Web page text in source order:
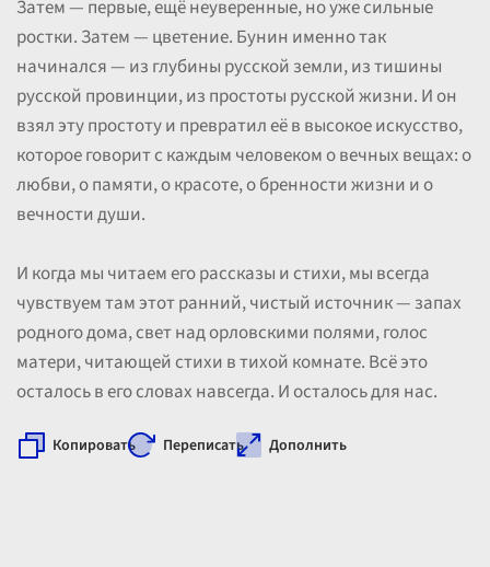
Затем — первые, ещё неуверенные, но уже сильные
ростки. Затем — цветение. Бунин именно так
начинался — из глубины русской земли, из тишины
русской провинции, из простоты русской жизни. И он
взял эту простоту и превратил её в высокое искусство,
которое говорит с каждым человеком о вечных вещах: о
любви, о памяти, о красоте, о бренности жизни и о
вечности души.
И когда мы читаем его рассказы и стихи, мы всегда
чувствуем там этот ранний, чистый источник — запах
родного дома, свет над орловскими полями, голос
матери, читающей стихи в тихой комнате. Всё это
осталось в его словах навсегда. И осталось для нас.
Копировать Переписать Дополнить